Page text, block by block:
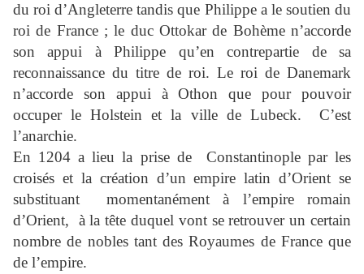
du roi d’Angleterre tandis que Philippe a le soutien du
roi de France ; le duc Ottokar de Bohème n’accorde
son appui à Philippe qu’en contrepartie de sa
reconnaissance du titre de roi. Le roi de Danemark
n’accorde son appui à Othon que pour pouvoir
occuper le Holstein et la ville de Lubeck.
C’est
l’anarchie.
En 1204 a lieu la prise de
Constantinople par les
croisés et la création d’un empire latin d’Orient se
substituant
momentanément à l’empire romain
d’Orient,
à la tête duquel vont se retrouver un certain
nombre de nobles tant des Royaumes de France que
de l’empire.